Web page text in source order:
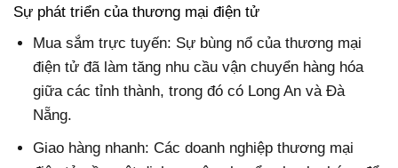
Sự phát triển của thương mại điện tử
Mua sắm trực tuyến: Sự bùng nổ của thương mại
điện tử đã làm tăng nhu cầu vận chuyển hàng hóa
giữa các tỉnh thành, trong đó có Long An và Đà
Nẵng.
Giao hàng nhanh: Các doanh nghiệp thương mại